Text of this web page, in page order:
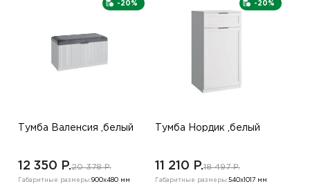
-20%
Тумба Валенсия ,белый
12 350 P.20 378 P.
Габаритные размеры:900х480 мм
-20%
Тумба Нордик ,белый
11 210 P.18 497 P.
Габаритные размеры:540х1017 мм